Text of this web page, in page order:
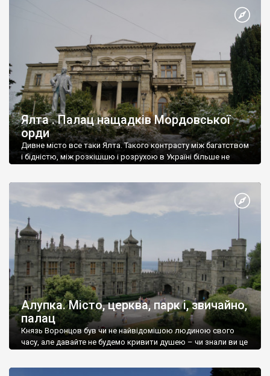
Ялта . Палац нащадків Мордовської
орди
Дивне місто все таки Ялта. Такого контрасту між багатством
і бідністю, між розкішшю і розрухою в Україні більше не
Алупка. Місто, церква, парк і, звичайно,
палац
Князь Воронцов був чи не найвідомішою людиною свого
часу, але давайте не будемо кривити душею – чи знали ви це